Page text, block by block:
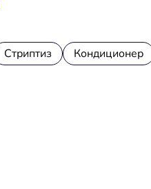
Стриптиз Кондиционер